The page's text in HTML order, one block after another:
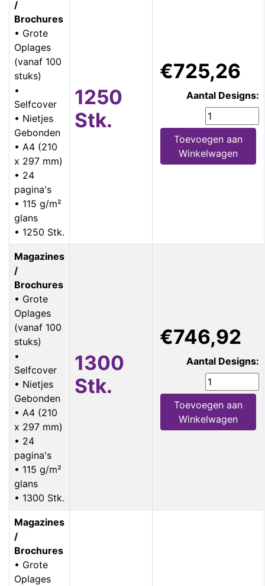
/
Brochures
• Grote
Oplages
(vanaf 100
stuks)
•
Selfcover
• Nietjes
Gebonden
• A4 (210
x 297 mm)
• 24
pagina's
• 115 g/m²
glans
• 1250 Stk.
1250
Stk.
€725,26
Aantal Designs:
Toevoegen aan
Winkelwagen
Magazines
/
Brochures
• Grote
Oplages
(vanaf 100
stuks)
•
Selfcover
• Nietjes
Gebonden
• A4 (210
x 297 mm)
• 24
pagina's
• 115 g/m²
glans
• 1300 Stk.
1300
Stk.
€746,92
Aantal Designs:
Toevoegen aan
Winkelwagen
Magazines
/
Brochures
• Grote
Oplages